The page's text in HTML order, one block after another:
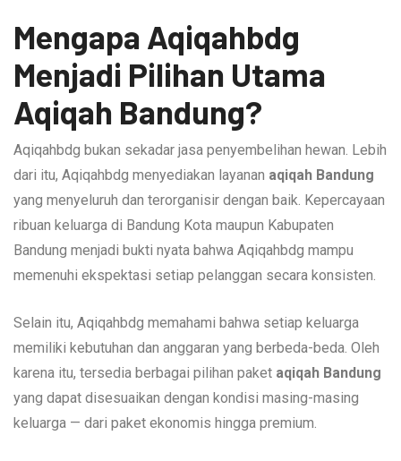
Mengapa Aqiqahbdg
Menjadi Pilihan Utama
Aqiqah Bandung?
Aqiqahbdg bukan sekadar jasa penyembelihan hewan. Lebih
dari itu, Aqiqahbdg menyediakan layanan aqiqah Bandung
yang menyeluruh dan terorganisir dengan baik. Kepercayaan
ribuan keluarga di Bandung Kota maupun Kabupaten
Bandung menjadi bukti nyata bahwa Aqiqahbdg mampu
memenuhi ekspektasi setiap pelanggan secara konsisten.
Selain itu, Aqiqahbdg memahami bahwa setiap keluarga
memiliki kebutuhan dan anggaran yang berbeda-beda. Oleh
karena itu, tersedia berbagai pilihan paket aqiqah Bandung
yang dapat disesuaikan dengan kondisi masing-masing
keluarga — dari paket ekonomis hingga premium.